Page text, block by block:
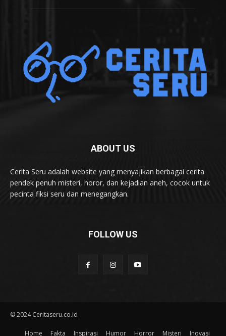
ABOUT US
Cerita Seru adalah website yang menyajikan berbagai cerita
pendek penuh misteri, horor, dan kejadian aneh, cocok untuk
pecinta fiksi seru dan menegangkan.
FOLLOW US
© 2024 Ceritaseru.co.id
Home Fakta Inspirasi Humor Horror Misteri Inovasi